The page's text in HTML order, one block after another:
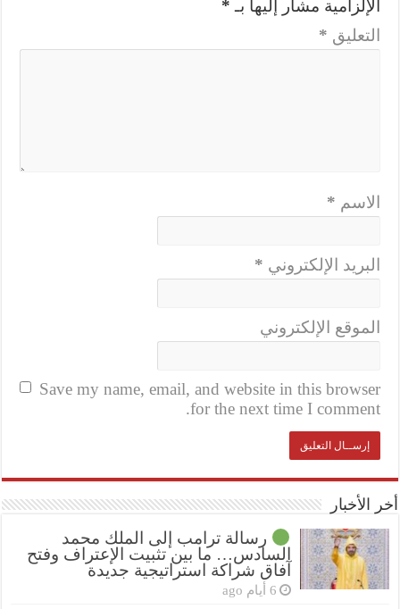
الإلزامية مشار إليها بـ *
التعليق *
الاسم *
البريد الإلكتروني *
الموقع الإلكتروني
Save my name, email, and website in this browser
for the next time I comment.
أخر الأخبار
رسالة ترامب إلى الملك محمد
السادس… ما بين تثبيت الإعتراف وفتح
آفاق شراكة استراتيجية جديدة
6 أيام ago